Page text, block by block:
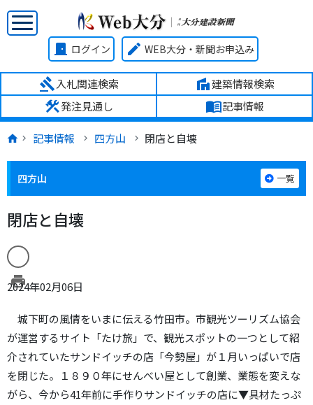
door_front ログイン edit WEB大分・新聞お申込み
gavel入札関連検索 villa建築情報検索
construction発注見通し menu_book記事情報
記事情報 四方山 閉店と自壊
四方山 一覧
閉店と自壊
print
2024年02月06日
城下町の風情をいまに伝える竹田市。市観光ツーリズム協会
が運営するサイト「たけ旅」で、観光スポットの一つとして紹
介されていたサンドイッチの店「今勢屋」が１月いっぱいで店
を閉じた。１８９０年にせんべい屋として創業、業態を変えな
がら、今から41年前に手作りサンドイッチの店に▼具材たっぷ